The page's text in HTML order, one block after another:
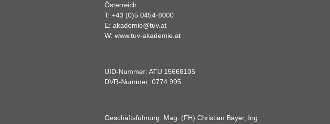
Österreich
T: +43 (0)5 0454-8000
E: akademie@tuv.at
W: www.tuv-akademie.at
UID-Nummer: ATU 15668105
DVR-Nummer: 0774 995
Geschäftsführung: Mag. (FH) Christian Bayer, Ing.